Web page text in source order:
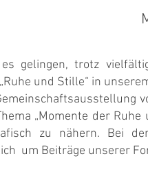
gelingen, trotz
und Stille“ in
„Momente der
zu nähern. Bei
um Beiträge unserer